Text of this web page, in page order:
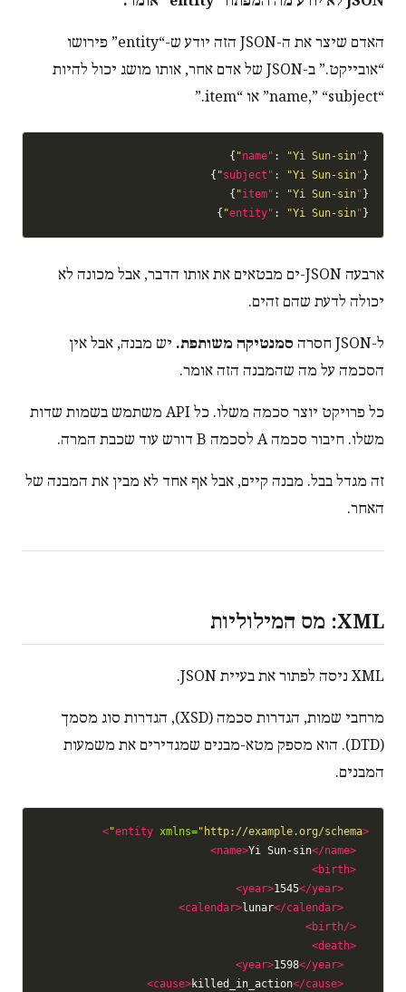
האדם שיצר את ה-JSON הזה יודע ש-“entity” פירושו
“אובייקט.” ב-JSON של אדם אחר, אותו מושג יכול להיות
“name,” “subject” או “item.”
{
"name"
: "Yi Sun-sin"
}
{
"subject"
: "Yi Sun-sin"
}
{
"item"
: "Yi Sun-sin"
}
{
"entity"
: "Yi Sun-sin"
}
ארבעה JSON-ים מבטאים את אותו הדבר, אבל מכונה לא
יכולה לדעת שהם זהים.
ל-JSON חסרה סמנטיקה משותפת. יש מבנה, אבל אין
הסכמה על מה שהמבנה הזה אומר.
כל פרויקט יוצר סכמה משלו. כל API משתמש בשמות שדות
משלו. חיבור סכמה A לסכמה B דורש עוד שכבת המרה.
זה מגדל בבל. מבנה קיים, אבל אף אחד לא מבין את המבנה של
האחר.
XML: מס המילוליות
XML ניסה לפתור את בעיית JSON.
מרחבי שמות, הגדרות סכמה (XSD), הגדרות סוג מסמך
(DTD). הוא מספק מטא-מבנים שמגדירים את משמעות
המבנים.
<entity
xmlns="http://example.org/schema"
>
<name>
Yi Sun-sin</name>
<birth>
<year>
1545</year>
<calendar>
lunar</calendar>
</birth>
<death>
<year>
1598</year>
<cause>
killed_in_action</cause>